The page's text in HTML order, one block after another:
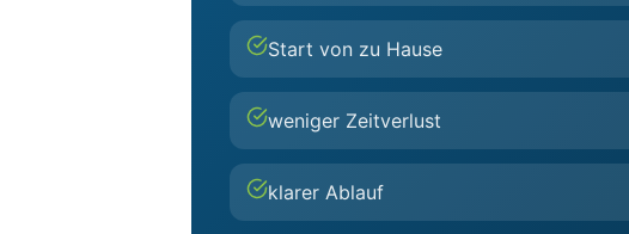
Start von zu Hause
weniger Zeitverlust
klarer Ablauf